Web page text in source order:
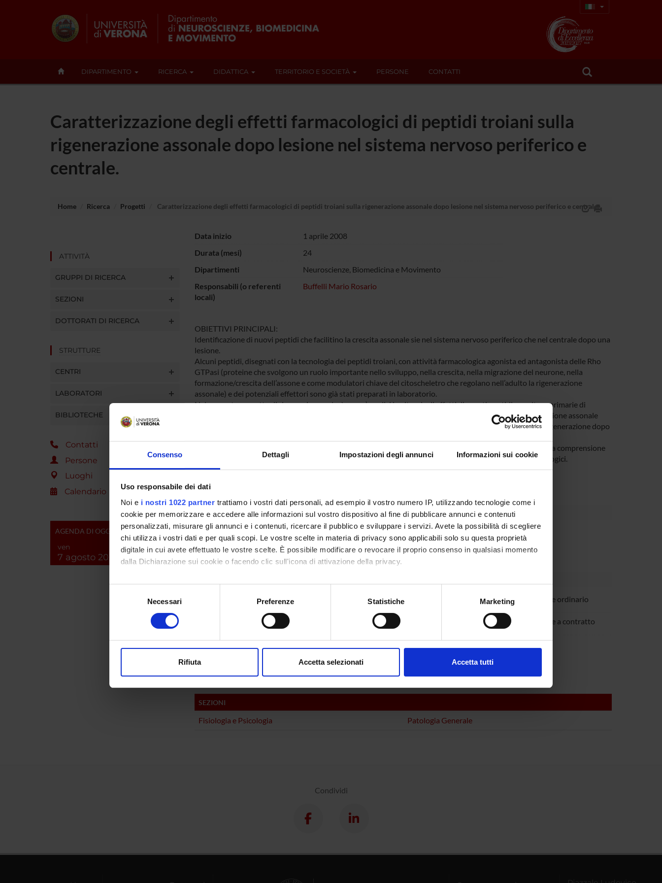
Consenso Dettagli Impostazioni degli annunci Informazioni sui cookie
Uso responsabile dei dati
Noi e i nostri 1022 partner trattiamo i vostri dati personali, ad esempio il vostro numero IP, utilizzando tecnologie come i
cookie per memorizzare e accedere alle informazioni sul vostro dispositivo al fine di pubblicare annunci e contenuti
personalizzati, misurare gli annunci e i contenuti, ricercare il pubblico e sviluppare i servizi. Avete la possibilità di scegliere
chi utilizza i vostri dati e per quali scopi. Le vostre scelte in materia di privacy sono applicabili solo su questa proprietà
digitale in cui avete effettuato le vostre scelte. È possibile modificare o revocare il proprio consenso in qualsiasi momento
dalla Dichiarazione sui cookie o facendo clic sull'icona di attivazione della privacy.
Con il tuo consenso, vorremmo anche:
raccogliere informazioni sulla tua posizione geografica, con un'approssimazione di qualche metro,
digitali).
modificare o ritirare il tuo consenso in qualsiasi momento dalla Dichiarazione sui cookie.
di analisi dei dati web, pubblicità e social media, i quali potrebbero combinarle con altre informazioni che hai fornito loro o
che hanno raccolto dal tuo utilizzo dei loro servizi.
Necessari Preferenze Statistiche Marketing
Rifiuta Accetta selezionati Accetta tutti
DIPARTIMENTO RICERCA DIDATTICA TERRITORIO E SOCIETÀ PERSONE CONTATTI
Caratterizzazione degli effetti farmacologici di peptidi troiani sulla
rigenerazione assonale dopo lesione nel sistema nervoso periferico e
centrale.
Home Ricerca Progetti Caratterizzazione degli effetti farmacologici di peptidi troiani sulla rigenerazione assonale dopo lesione nel sistema nervoso periferico e centrale.
ATTIVITÀ
GRUPPI DI RICERCA
SEZIONI
DOTTORATI DI RICERCA
STRUTTURE
CENTRI
LABORATORI
BIBLIOTECHE
Contatti
Persone
Luoghi
Calendario
AGENDA DI OGGI
ven
7 agosto 2026
Data inizio
1 aprile 2008
Durata (mesi)
24
Dipartimenti
Neuroscienze, Biomedicina e Movimento
Responsabili (o referenti
locali)
Buffelli Mario Rosario
OBIETTIVI PRINCIPALI:
Identificazione di nuovi peptidi che facilitino la crescita assonale sie nel sistema nervoso periferico che nel centrale dopo una
lesione.
Alcuni peptidi, disegnati con la tecnologia dei peptidi troiani, con attività farmacologica agonista ed antagonista delle Rho
GTPasi (proteine che svolgono un ruolo importante nello sviluppo, nella crescita, nella migrazione del neurone, nella
formazione/crescita dell’assone e come modulatori chiave del citoscheletro che regolano nell’adulto la rigenerazione
assonale) e dei potenziali effettori sono già stati preparati in laboratorio.
Nel presente progetto di ricerca si procederà con: a) analisi in vitro degli effetti di questi peptidi su colture primarie di
neuroni corticali e di motoneuroni; b) applicazione cronica in vivo sul nervo sciatico e analisi della rigenerazione assonale
dopo lesione; c) applicazione cronica in vivo nel rigonfiamento lombare del midollo spinale e analisi della rigenerazione dopo
I rirultati potranno fornire un valido aiuto per il disegno di nuove strategie terapeutiche e dei progressi nella comprensione
dei meccanismi molecolari che stanno alla base delle normali funzioni neuronali e di alcuni disordini neurologici.
ENTI FINANZIATORI:
Fondazione Cariverona Finanziamento: assegnato e gestito dal Dipartimento
Matteo Bolomini Vittori
Mario Rosario Buffelli Professore ordinario
Michele Ettorre
Claudia Laperchia
Professore ordinario
Professore a contratto
Alessio Montresor Borsista
SEZIONI
Fisiologia e Psicologia Patologia Generale
Condividi